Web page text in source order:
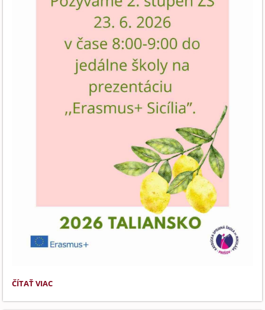
SICÍLIA
NAŠICH
ČÍTAŤ VIAC